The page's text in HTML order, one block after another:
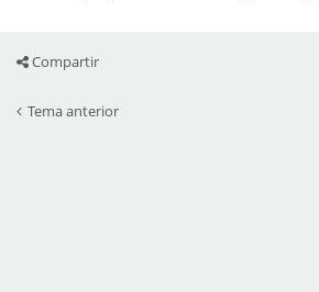
Compartir
Tema anterior